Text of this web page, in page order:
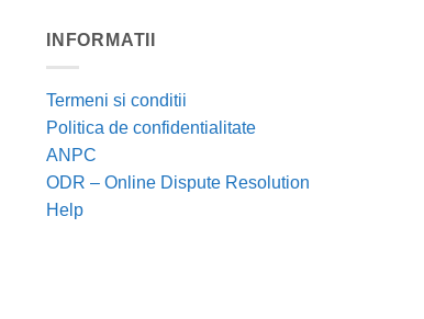
INFORMATII
Termeni si conditii
Politica de confidentialitate
ANPC
ODR – Online Dispute Resolution
Help